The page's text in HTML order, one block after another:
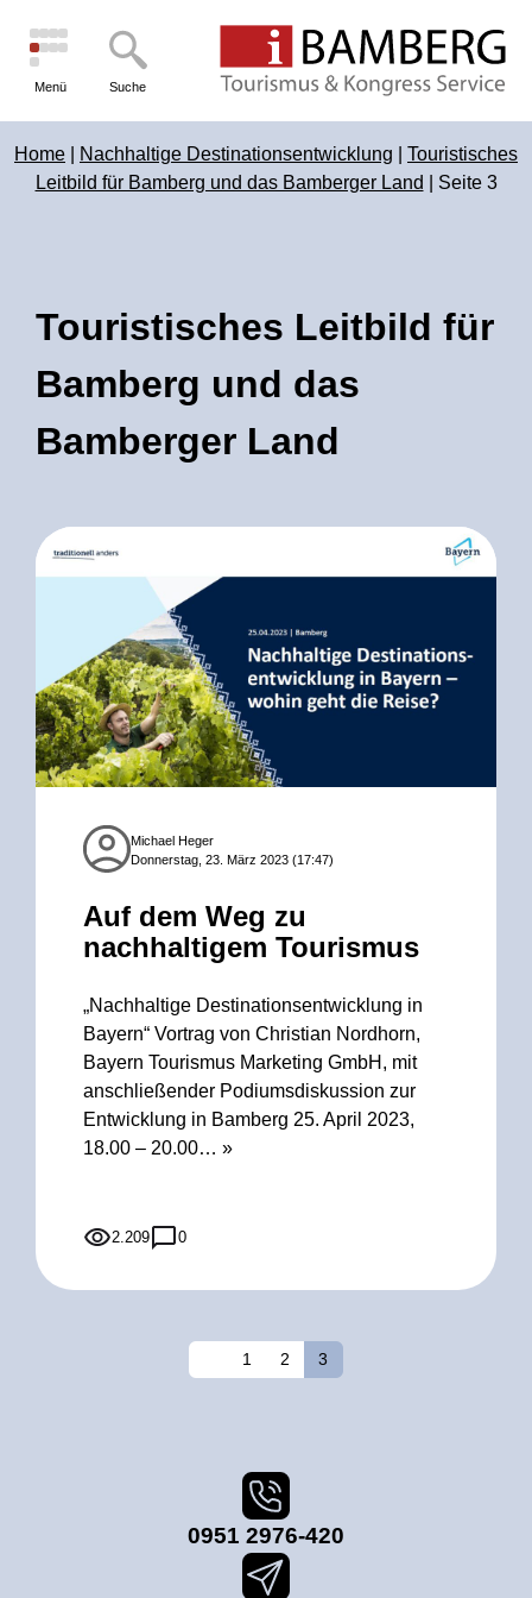
Menü Suche
Home Nachhaltige Destinationsentwicklung
Touristisches
Leitbild für Bamberg und das Bamberger Land
Seite 3
Touristisches Leitbild für
Bamberg und das
Bamberger Land
Michael Heger
Donnerstag, 23. März 2023 (17:47)
Auf dem Weg zu
nachhaltigem Tourismus
„Nachhaltige Destinationsentwicklung in
Bayern“ Vortrag von Christian Nordhorn,
Bayern Tourismus Marketing GmbH, mit
anschließender Podiumsdiskussion zur
Entwicklung in Bamberg 25. April 2023,
18.00 – 20.00… »
2.209 0
Vorherige
1 2 3
0951 2976-420